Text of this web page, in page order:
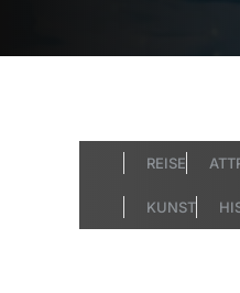
REISE
KUNST